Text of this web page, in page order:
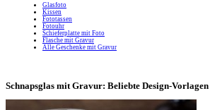
Glasfoto
Kissen
Fototassen
Fotouhr
Schieferplatte mit Foto
Flasche mit Gravur
Alle Geschenke mit Gravur
Schnapsglas mit Gravur: Beliebte Design-Vorlagen